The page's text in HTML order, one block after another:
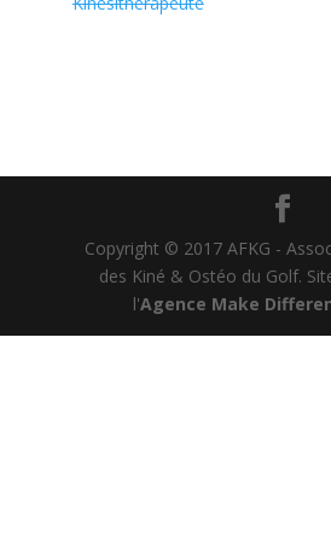
Copyright © 2017 AFKG -
des Kiné & Ostéo du Golf.
l'Agence Make